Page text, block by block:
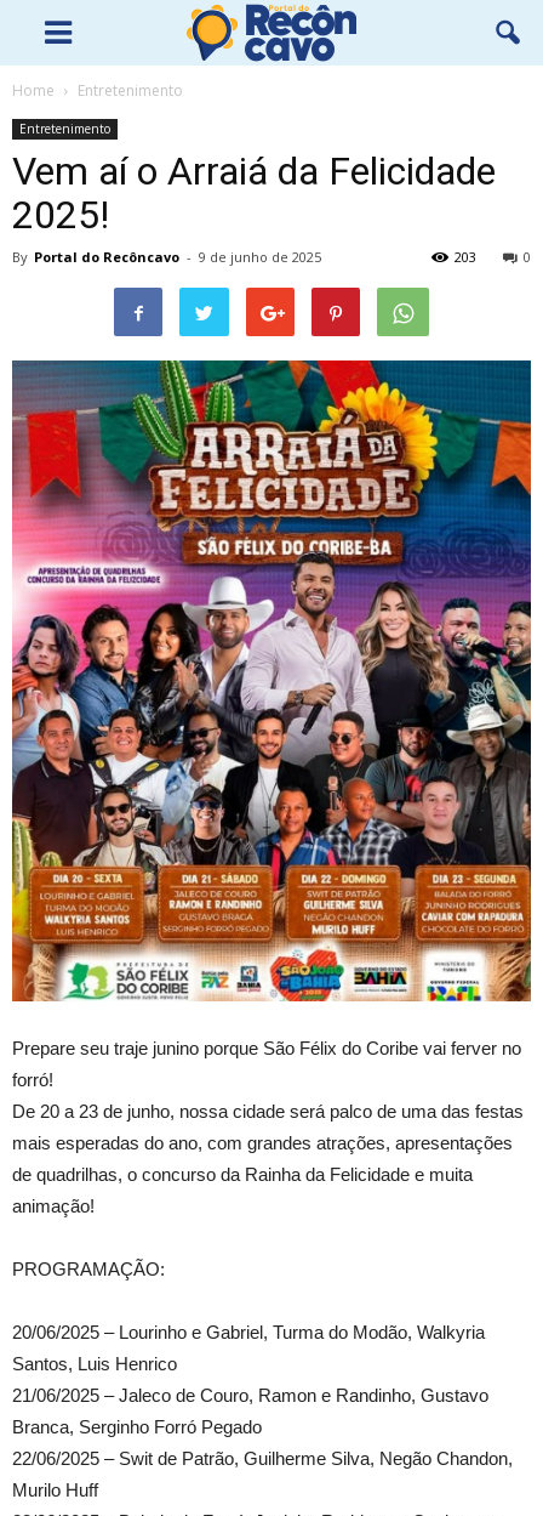
Home Entretenimento
Entretenimento
Vem aí o Arraiá da Felicidade
2025!
By Portal do Recôncavo - 9 de junho de 2025 0
203
Prepare seu traje junino porque São Félix do Coribe vai ferver no
forró!
De 20 a 23 de junho, nossa cidade será palco de uma das festas
mais esperadas do ano, com grandes atrações, apresentações
de quadrilhas, o concurso da Rainha da Felicidade e muita
animação!
PROGRAMAÇÃO:
20/06/2025 – Lourinho e Gabriel, Turma do Modão, Walkyria
Santos, Luis Henrico
21/06/2025 – Jaleco de Couro, Ramon e Randinho, Gustavo
Branca, Serginho Forró Pegado
22/06/2025 – Swit de Patrão, Guilherme Silva, Negão Chandon,
Murilo Huff